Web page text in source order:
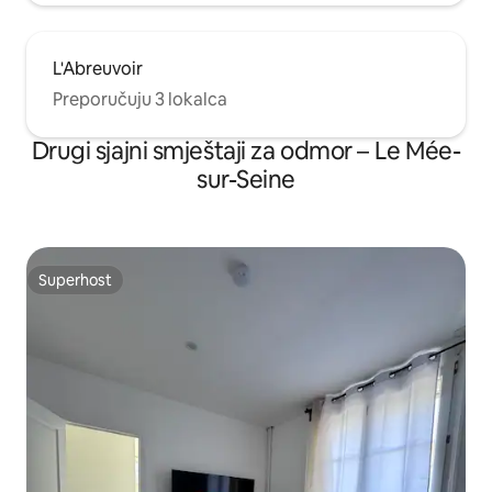
L'Abreuvoir
Preporučuju 3 lokalca
Drugi sjajni smještaji za odmor – Le Mée-
sur-Seine
Superhost
Superhost